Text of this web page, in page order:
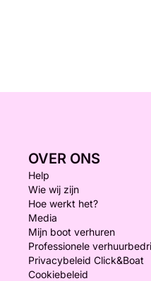
OVER ONS
Help
Wie wij zijn
Hoe werkt het?
Media
Mijn boot verhuren
Professionele
Privacybeleid Click&Boat
Cookiebeleid